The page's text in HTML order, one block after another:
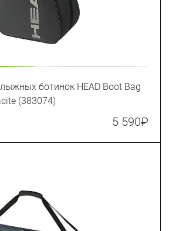
ботинок HEAD Boot Bag
(383074)
5 590₽